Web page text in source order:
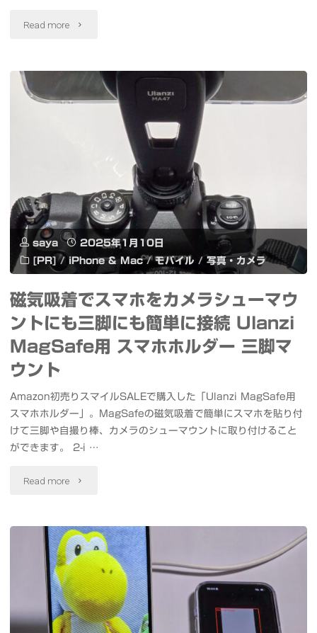
グ
ン
生
成
AI
#DeepSeek
#LLM"
Read more "Mac
#DeepSeek
日
本
版
単
に
動
か
方
法
DeepSeek-
R1-
saya
2025年1月10日
[PR] / iPhone & Mac / モバイル / 写真・カメラ
磁気吸着でスマホをカメラシューマウ
ントにも三脚にも簡単に接続 Ulanzi
MagSafe用 スマホホルダー 三脚マ
ウント
Amazon初売りスマイルSALEで購入した「Ulanzi MagSafe用
スマホホルダー」。MagSafeの磁気吸着で簡単にスマホを貼り付
けて三脚や自撮り棒、カメラのシューマウントに取り付けること
ができます。 2-i …
Read more "磁
吸
着
で
ス